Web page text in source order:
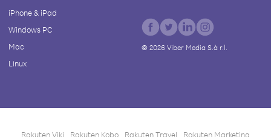
iPhone & iPad
Windows PC
Mac
Linux
© 2026Viber Media S.à r.l.
Rakuten Viki Rakuten Kobo Rakuten Travel Rakuten Marketing